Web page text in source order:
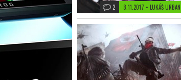
8.11.2017 • LUKÁŠ URBAN
2